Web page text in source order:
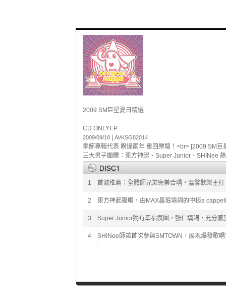
2009 SM巨星夏日精選
CD ONLYEP
2009/09/18 AVKSG82014
季節專輯代表 睽違兩年 重回樂壇！<br> [2009 SM
三大男子團體：東方神起、Super Junior、SHINee
1 首波推薦：全體師兄弟完美合唱，溫馨歡樂主
2 東方神起獨唱，由MAX昌珉填詞的中板a
3 Super Junior獨有幸福氛圍，強仁填詞，充分
4 SHINee師弟首次參與SMTOWN，展現爆發歌